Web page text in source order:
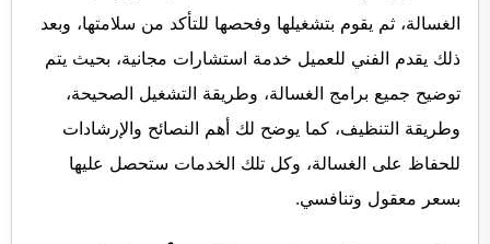
الغسالة، ثم يقوم بتشغيلها وفحصها للتأكد من سلامتها، وبعد
ذلك يقدم الفني للعميل خدمة استشارات مجانية، بحيث يتم
توضيح جميع برامج الغسالة، وطريقة التشغيل الصحيحة،
وطريقة التنظيف، كما يوضح لك أهم النصائح والإرشادات
للحفاظ على الغسالة، وكل تلك الخدمات ستحصل عليها
بسعر معقول وتنافسي.